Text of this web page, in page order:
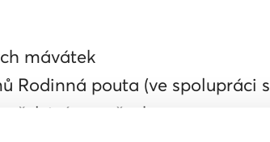
mávátek
Rodinná pouta (ve spolupráci s
pro všechny